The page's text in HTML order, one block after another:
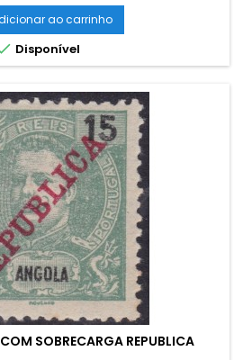
ao carrinho
Disponível
SOBRECARGA REPUBLICA